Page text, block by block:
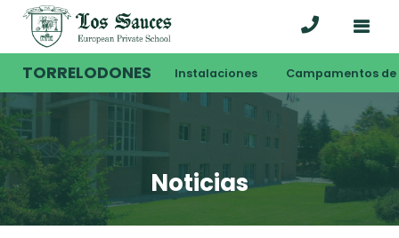
TORRELODONES Instalaciones Campamentos de
Noticias